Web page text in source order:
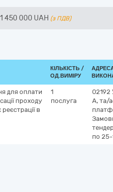
1 450 000 UAH (з ПДВ)
КІЛЬКІСТЬ /
ОД.ВИМІРУ
для оплати
проходу
в
1
послуга
02192
А, та/
по